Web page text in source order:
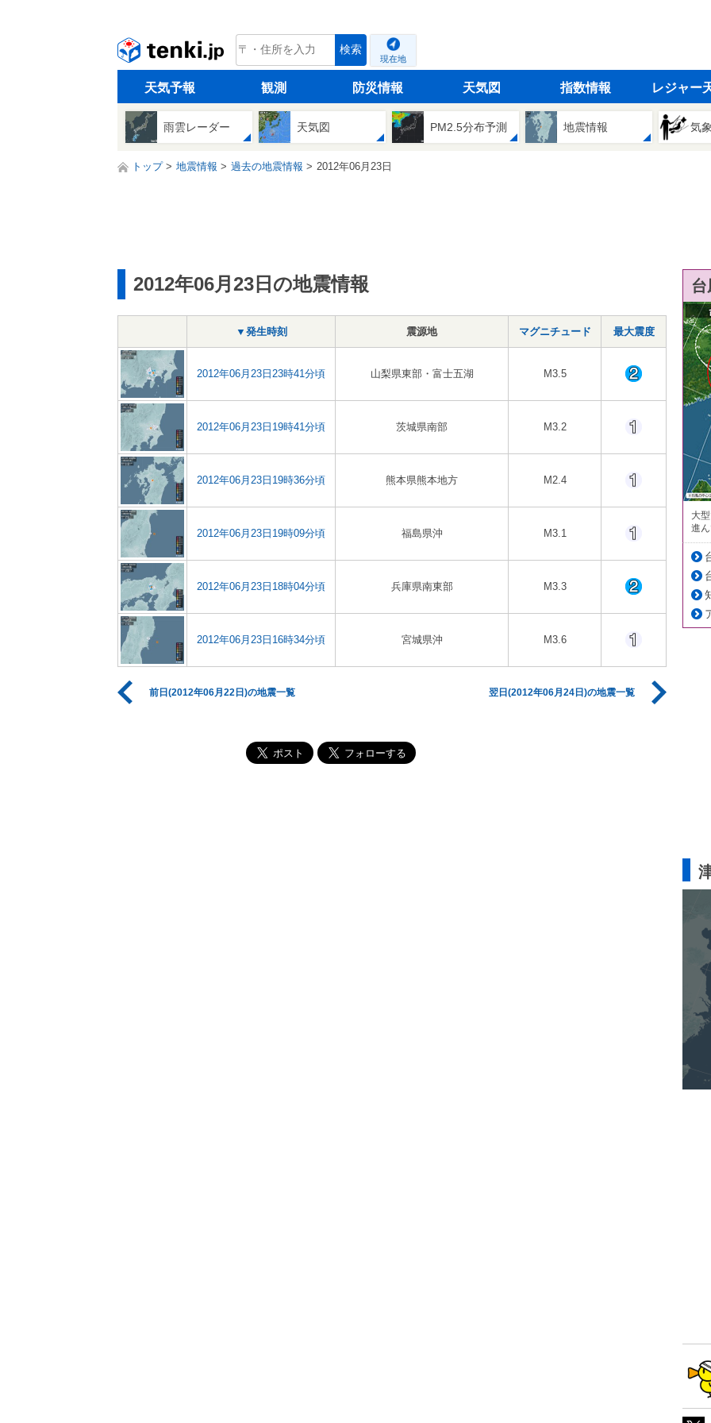
tenki.jp 検索
現在地
天気予報 観測 防災情報 天気図 指数情報 レジャー
雨雲レーダー 天気図 PM2.5分布予測 地震情報 気
トップ 地震情報 過去の地震情報 2012年06月23日
2012年06月23日の地震情報
▼発生時刻 震源地 マグニチュード 最大震度
2012年06月23日23時41分頃 山梨県東部・富士五湖 M3.5
2012年06月23日19時41分頃 茨城県南部 M3.2
2012年06月23日19時36分頃 熊本県熊本地方 M2.4
2012年06月23日19時09分頃 福島県沖 M3.1
2012年06月23日18時04分頃 兵庫県南東部 M3.3
2012年06月23日16時34分頃 宮城県沖 M3.6
前日(2012年06月22日)の地震一覧 翌日(2012年06月24日)の地震一覧
大
進